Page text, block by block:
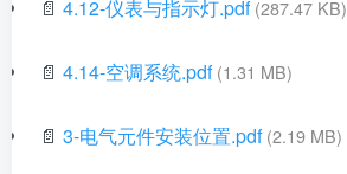
📄 4.12-仪表与指示灯.pdf (287.47 KB)
📄 4.14-空调系统.pdf (1.31 MB)
📄 3-电气元件安装位置.pdf (2.19 MB)